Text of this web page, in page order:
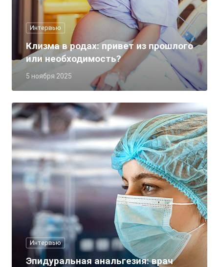
Интервью
5 ноября 2025
Клизма в родах: привет из прошлого
или необходимость?
Интервью
Эпидуральная анальгезия: врач